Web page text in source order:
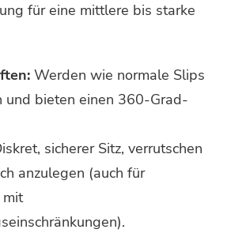
für eine mittlere bis starke
Werden wie normale Slips
und bieten einen 360-Grad-
sicherer Sitz, verrutschen
anzulegen (auch für